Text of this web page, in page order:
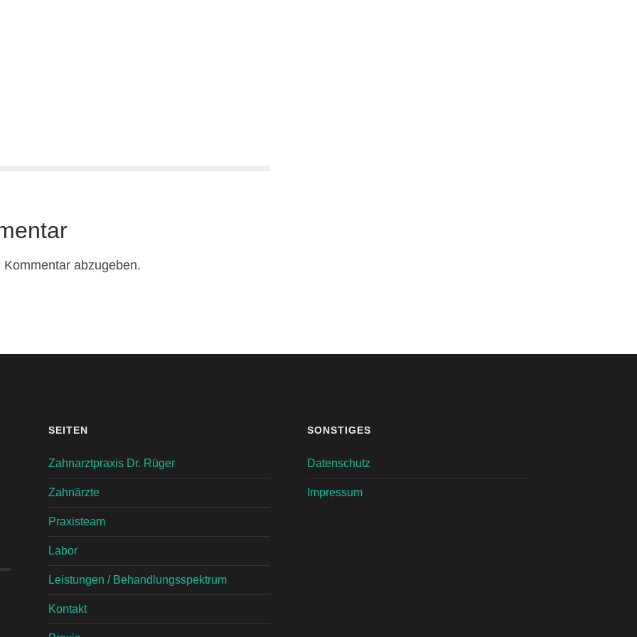
abzugeben.
SEITEN
Zahnarztpraxis Dr. Rüger
Zahnärzte
Praxisteam
Labor
Leistungen / Behandlungsspektrum
Kontakt
SONSTIGES
Datenschutz
Impressum